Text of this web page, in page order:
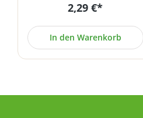
Bambus-Holzkohle
(in recyclebarer
Pappschachtel). Vegan (ohne
2,29 €*
In den Warenkorb